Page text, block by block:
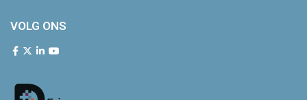
VOLG ONS